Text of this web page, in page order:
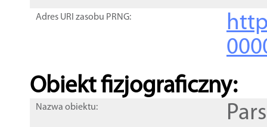
Adres URI zasobu PRNG:
Obiekt fizjograficzny:
Nazwa obiektu: